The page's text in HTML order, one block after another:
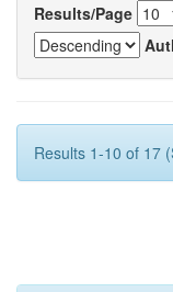
Results/Page
Results 1-10 of 17